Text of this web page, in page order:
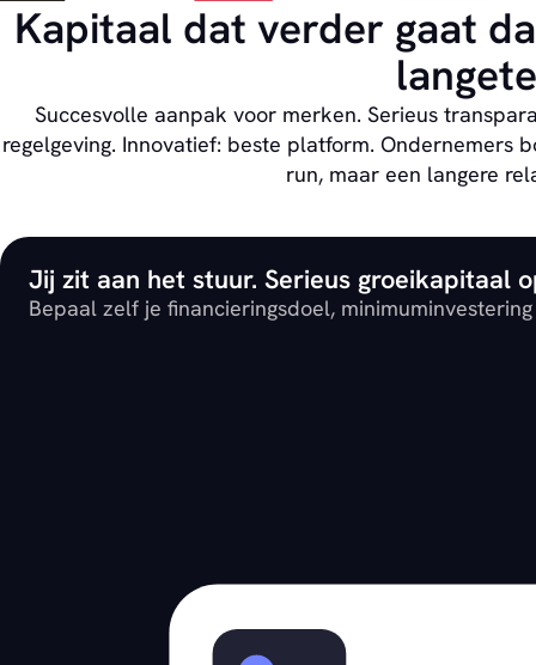
Kapitaal dat verder gaat
Succesvolle aanpak voor merken. Serieus
regelgeving. Innovatief: beste platform. Ondernemers
run, maar een langere
Jij zit aan het stuur. Serieus groeikapitaal
Bepaal zelf je financieringsdoel,